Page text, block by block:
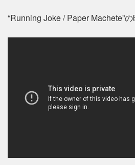
“Running Joke / Paper Machete”の